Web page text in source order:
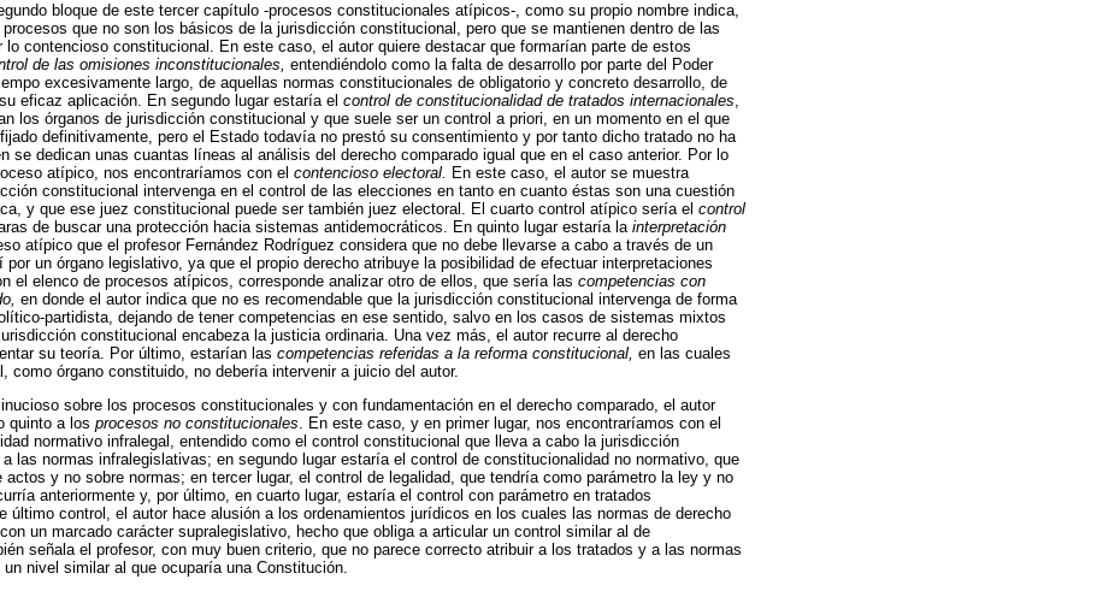
bloque de este tercer capítulo -procesos constitucionales atípicos-, como su propio nombre indica,
que no son los básicos de la jurisdicción constitucional, pero que se mantienen dentro de las
lo contencioso constitucional. En este caso, el autor quiere destacar que formarían parte de estos
de las omisiones inconstitucionales, entendiéndolo como la falta de desarrollo por parte del Poder
excesivamente largo, de aquellas normas constitucionales de obligatorio y concreto desarrollo, de
eficaz aplicación. En segundo lugar estaría el control de constitucionalidad de tratados internacionales,
los órganos de jurisdicción constitucional y que suele ser un control a priori, en un momento en el que
definitivamente, pero el Estado todavía no prestó su consentimiento y por tanto dicho tratado no ha
se dedican unas cuantas líneas al análisis del derecho comparado igual que en el caso anterior. Por lo
atípico, nos encontraríamos con el contencioso electoral. En este caso, el autor se muestra
constitucional intervenga en el control de las elecciones en tanto en cuanto éstas son una cuestión
y que ese juez constitucional puede ser también juez electoral. El cuarto control atípico sería el control
de buscar una protección hacia sistemas antidemocráticos. En quinto lugar estaría la interpretación
atípico que el profesor Fernández Rodríguez considera que no debe llevarse a cabo a través de un
un órgano legislativo, ya que el propio derecho atribuye la posibilidad de efectuar interpretaciones
el elenco de procesos atípicos, corresponde analizar otro de ellos, que sería las competencias con
en donde el autor indica que no es recomendable que la jurisdicción constitucional intervenga de forma
partidista, dejando de tener competencias en ese sentido, salvo en los casos de sistemas mixtos
constitucional encabeza la justicia ordinaria. Una vez más, el autor recurre al derecho
su teoría. Por último, estarían las competencias referidas a la reforma constitucional, en las cuales
como órgano constituido, no debería intervenir a juicio del autor.
sobre los procesos constitucionales y con fundamentación en el derecho comparado, el autor
quinto a los procesos no constitucionales. En este caso, y en primer lugar, nos encontraríamos con el
normativo infralegal, entendido como el control constitucional que lleva a cabo la jurisdicción
las normas infralegislativas; en segundo lugar estaría el control de constitucionalidad no normativo, que
actos y no sobre normas; en tercer lugar, el control de legalidad, que tendría como parámetro la ley y no
anteriormente y, por último, en cuarto lugar, estaría el control con parámetro en tratados
último control, el autor hace alusión a los ordenamientos jurídicos en los cuales las normas de derecho
un marcado carácter supralegislativo, hecho que obliga a articular un control similar al de
señala el profesor, con muy buen criterio, que no parece correcto atribuir a los tratados y a las normas
nivel similar al que ocuparía una Constitución.